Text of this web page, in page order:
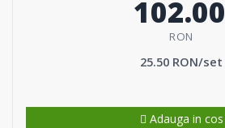
102.00
RON
25.50 RON/set
Adauga in cos